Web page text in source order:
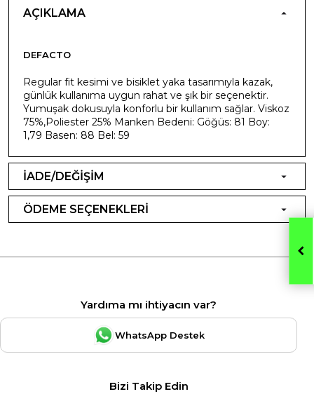
AÇIKLAMA
DEFACTO
Regular fit kesimi ve bisiklet yaka tasarımıyla kazak,
günlük kullanıma uygun rahat ve şık bir seçenektir.
Yumuşak dokusuyla konforlu bir kullanım sağlar. Viskoz
75%,Poliester 25% Manken Bedeni: Göğüs: 81 Boy:
1,79 Basen: 88 Bel: 59
İADE/DEĞİŞİM
ÖDEME SEÇENEKLERİ
Yardıma mı ihtiyacın var?
WhatsApp Destek
Bizi Takip Edin